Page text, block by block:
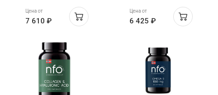
Цена от
7 610 ₽
А, Д, Е для детей и
взрослых флакон
250мл
Цена от
6 425 ₽